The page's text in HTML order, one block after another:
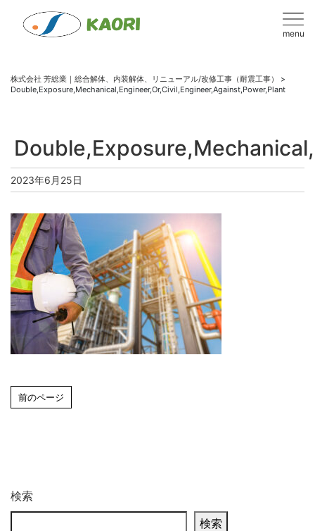
menu
株式会社 芳総業｜総合解体、内装解体、リニューアル/改修工事（耐震工事）
>
Double,Exposure,Mechanical,Engineer,Or,Civil,Engineer,Against,Power,Plant
2023年6月25日
前のページ
検索
検索